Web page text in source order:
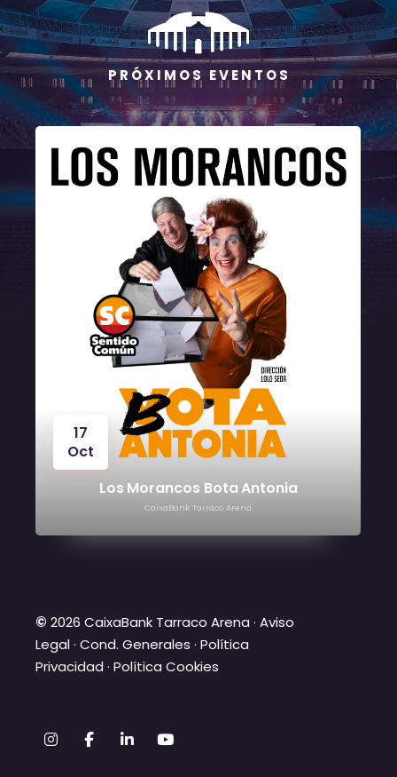
P R Ó X I M O S E V E N T O S
17
Oct
Los Morancos Bota Antonia
CaixaBank Tarraco Arena
© 2026 CaixaBank Tarraco Arena · Aviso
Legal·Cond. Generales ·Política
Privacidad ·Política Cookies